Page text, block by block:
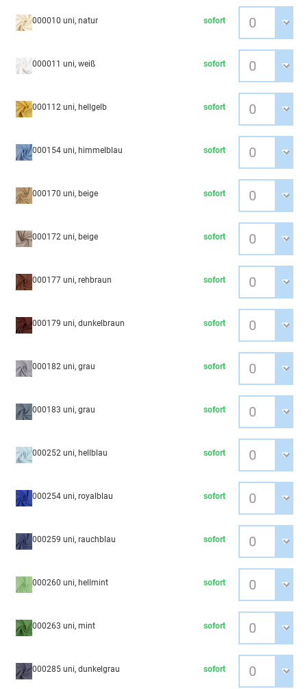
000010 uni, natur sofort
000011 uni, weiß sofort
000112 uni, hellgelb sofort
000154 uni, himmelblau sofort
000170 uni, beige sofort
000172 uni, beige sofort
000177 uni, rehbraun sofort
000179 uni, dunkelbraun sofort
000182 uni, grau sofort
000183 uni, grau sofort
000252 uni, hellblau sofort
000254 uni, royalblau sofort
000259 uni, rauchblau sofort
000260 uni, hellmint sofort
000263 uni, mint sofort
000285 uni, dunkelgrau sofort